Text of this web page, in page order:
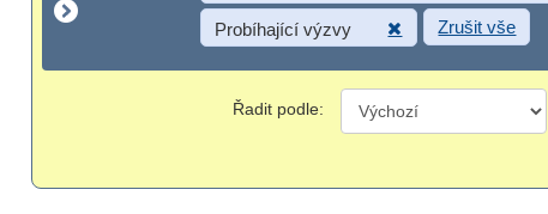
Probíhající výzvy Zrušit vše
Řadit podle: